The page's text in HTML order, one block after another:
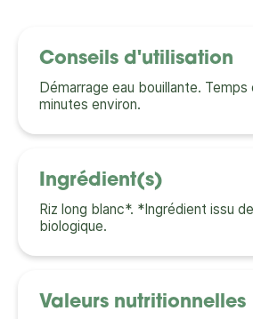
Conseils d'utilisation
Démarrage eau bouillante. Temps
minutes environ.
Ingrédient(s)
Riz long blanc*. *Ingrédient issu
biologique.
Valeurs nutritionnelles